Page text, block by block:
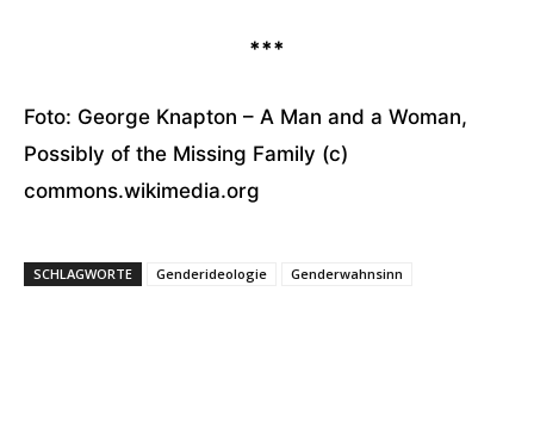
***
Foto: George Knapton – A Man and a Woman,
Possibly of the Missing Family (c)
commons.wikimedia.org
SCHLAGWORTE Genderideologie Genderwahnsinn